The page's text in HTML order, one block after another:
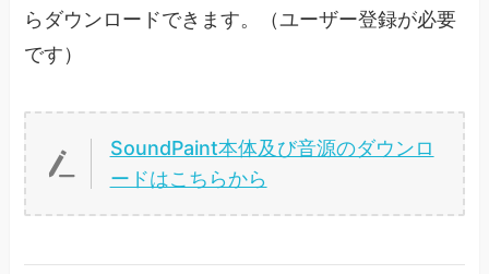
らダウンロードできます。（ユーザー登録が必要
です）
SoundPaint本体及び音源のダウンロ
ードはこちらから